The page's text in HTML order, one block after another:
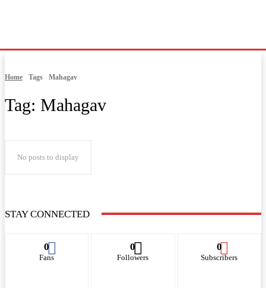
Home Tags Mahagav
Tag: Mahagav
No posts to display
STAY CONNECTED
0
Fans
0
Followers
0
Subscribers